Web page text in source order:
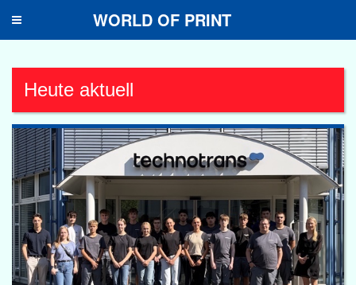
Toggle
WORLD OF PRINT
Heute aktuell